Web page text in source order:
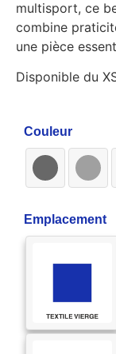
multisport, ce
combine
une pièce
Disponible du
Couleur
Emplacement